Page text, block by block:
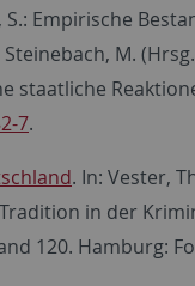
S.: Empirische
M.
staatliche
7.
. In: Vester,
Tradition in der
120. Hamburg: